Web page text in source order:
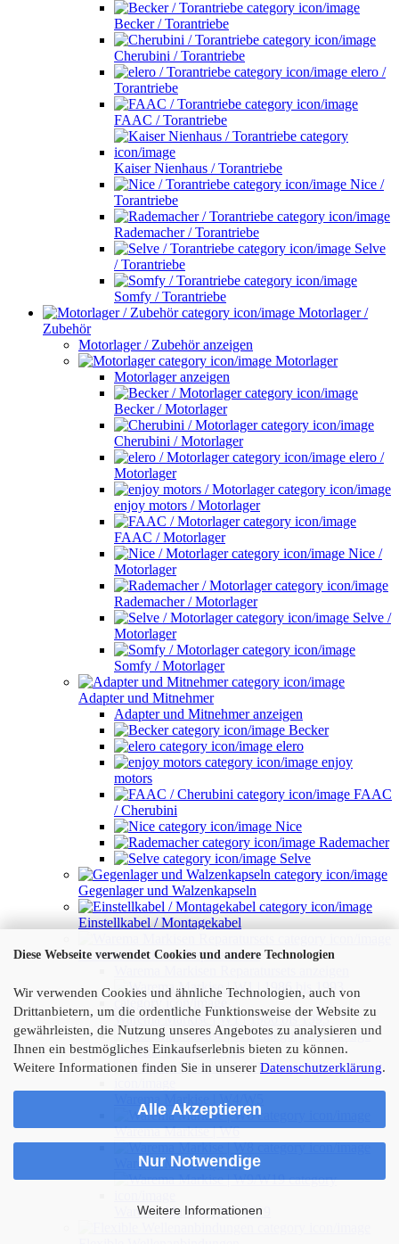
Diese Webseite verwendet Cookies und andere Technologien
Wir verwenden Cookies und ähnliche Technologien, auch von
Drittanbietern, um die ordentliche Funktionsweise der Website zu
gewährleisten, die Nutzung unseres Angebotes zu analysieren und
Ihnen ein bestmögliches Einkaufserlebnis bieten zu können.
Weitere Informationen finden Sie in unserer Datenschutzerklärung.
Alle Akzeptieren
Nur Notwendige
Weitere Informationen
Becker / Torantriebe
Cherubini / Torantriebe
elero /
Torantriebe
FAAC / Torantriebe
Kaiser Nienhaus / Torantriebe
Nice /
Torantriebe
Rademacher / Torantriebe
Selve
/ Torantriebe
Somfy / Torantriebe
Motorlager /
Zubehör
Motorlager / Zubehör anzeigen
Motorlager
Motorlager anzeigen
Becker / Motorlager
Cherubini / Motorlager
elero /
Motorlager
enjoy motors / Motorlager
FAAC / Motorlager
Nice /
Motorlager
Rademacher / Motorlager
Selve /
Motorlager
Somfy / Motorlager
Adapter und Mitnehmer
Adapter und Mitnehmer anzeigen
Becker
elero
enjoy
motors
FAAC
/ Cherubini
Nice
Rademacher
Selve
Gegenlager und Walzenkapseln
Einstellkabel / Montagekabel
Warema Markisen Reparatursets
Warema Markise | W1 | 1986 bis 1993
Warema Markise | W2
Warema Markise | W6
Warema Markise | W8
Warema Markise | W9/W19